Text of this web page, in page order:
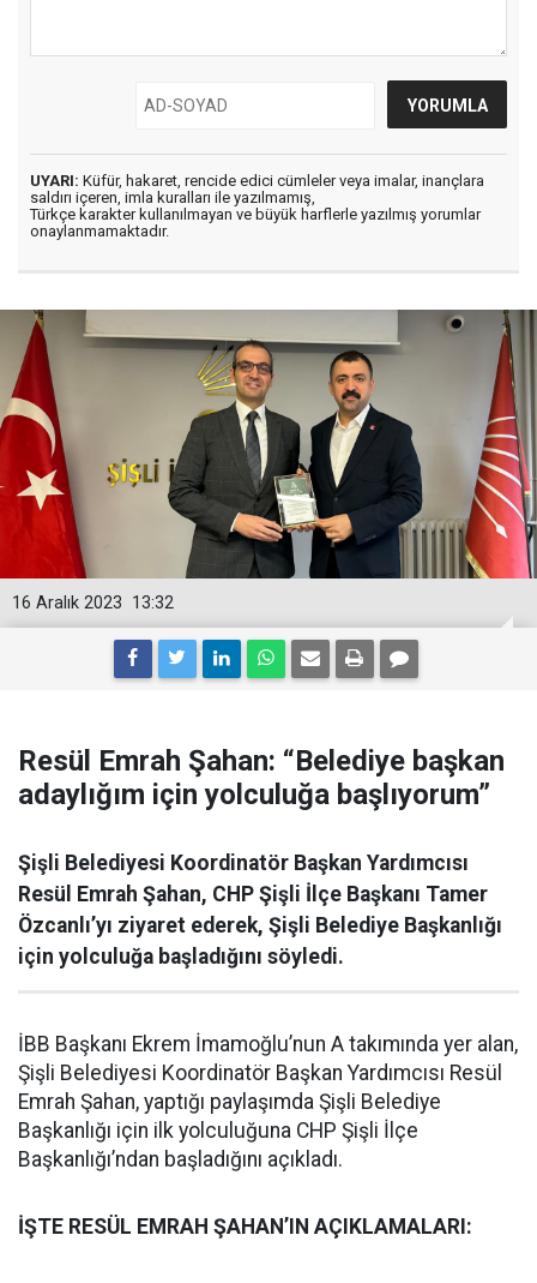
UYARI: Küfür, hakaret, rencide edici cümleler veya imalar, inançlara
saldırı içeren, imla kuralları ile yazılmamış,
Türkçe karakter kullanılmayan ve büyük harflerle yazılmış yorumlar
onaylanmamaktadır.
13:32
16 Aralık 2023
Resül Emrah Şahan: “Belediye başkan
adaylığım için yolculuğa başlıyorum”
Şişli Belediyesi Koordinatör Başkan Yardımcısı
Resül Emrah Şahan, CHP Şişli İlçe Başkanı Tamer
Özcanlı’yı ziyaret ederek, Şişli Belediye Başkanlığı
için yolculuğa başladığını söyledi.
İBB Başkanı Ekrem İmamoğlu’nun A takımında yer alan,
Şişli Belediyesi Koordinatör Başkan Yardımcısı Resül
Emrah Şahan, yaptığı paylaşımda Şişli Belediye
Başkanlığı için ilk yolculuğuna CHP Şişli İlçe
Başkanlığı’ndan başladığını açıkladı.
İŞTE RESÜL EMRAH ŞAHAN’IN AÇIKLAMALARI: